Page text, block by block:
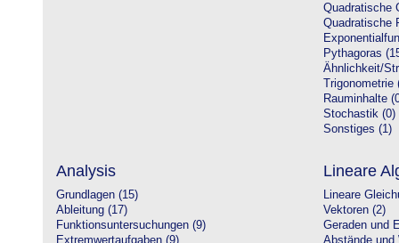
Quadratische
Quadratische
Pythagoras
Ähnlichkeit/
Trigonometrie
Rauminhalte
Stochastik (0)
Sonstiges (1)
Analysis
Grundlagen (15)
Ableitung (17)
Funktionsuntersuchungen (9)
Extremwertaufgaben (9)
Lineare
Lineare
Vektoren (2)
Geraden und
Abstände und